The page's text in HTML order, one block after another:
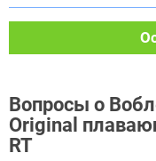
Вопросы о
Original
RT